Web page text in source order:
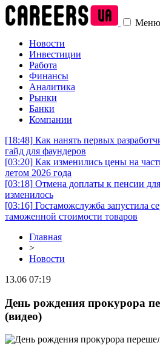
Меню
Новости
Инвестиции
Работа
Финансы
Аналитика
Рынки
Банки
Компании
[18:48] Как нанять первых
гайд для фаундеров
[03:20] Как изменились цены на
летом 2026 года
[03:18] Отмена доплаты к пенсии
изменилось
[03:16] Гостаможслужба запустила
таможенной стоимости товаров
Главная
>
Новости
13.06 07:19
День рождения прокурора
(видео)